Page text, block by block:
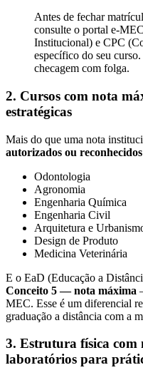
Antes de fechar
consulte o portal e-
Institucional) e CPC
específico do seu
checagem com folga.
2. Cursos com nota
estratégicas
Mais do que uma nota
autorizados ou
Odontologia
Agronomia
Engenharia Química
Engenharia Civil
Arquitetura e
Design de Produto
Medicina Veterinária
E o EaD (Educação a
Conceito 5 — nota máxima
MEC. Esse é um diferencial
graduação a distância com a
3. Estrutura física com
laboratórios para